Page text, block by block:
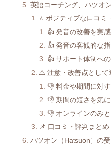
英語コーチング、ハツオ
⭐ ポジティブな口コミ
👍 発音の改善を実
👍 発音の客観的な
👍 サポート体制へ
⚠️ 注意・改善点として
👎 料金や期間に対す
👎 期間の短さを気
👎 オンラインのみ
📌 口コミ・評判まとめ
ハツオン（Hatsuon）の